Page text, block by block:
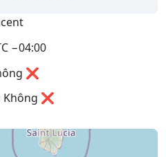
−04:00
❌
Không ❌